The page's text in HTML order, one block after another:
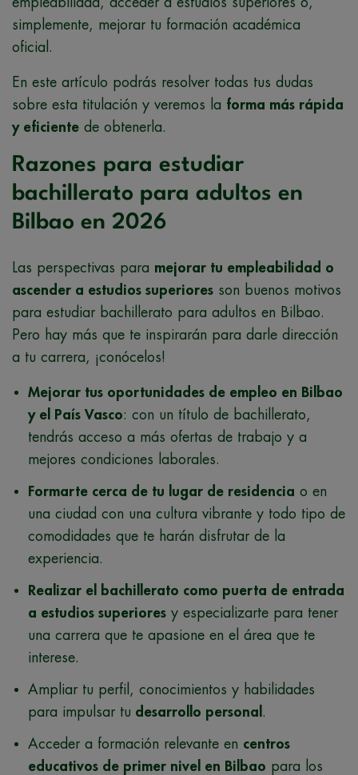
simplemente, mejorar tu formación académica
oficial.
En este artículo podrás resolver todas tus dudas
sobre esta titulación y veremos la forma más rápida
y eficiente de obtenerla.
Razones para estudiar
bachillerato para adultos en
Bilbao en 2026
Las perspectivas para mejorar tu empleabilidad o
ascender a estudios superiores son buenos motivos
para estudiar bachillerato para adultos en Bilbao.
Pero hay más que te inspirarán para darle dirección
a tu carrera, ¡conócelos!
Mejorar tus oportunidades de empleo en Bilbao
y el País Vasco: con un título de bachillerato,
tendrás acceso a más ofertas de trabajo y a
mejores condiciones laborales.
Formarte cerca de tu lugar de residencia o en
una ciudad con una cultura vibrante y todo tipo de
comodidades que te harán disfrutar de la
experiencia.
Realizar el bachillerato como puerta de entrada
a estudios superiores y especializarte para tener
una carrera que te apasione en el área que te
interese.
Ampliar tu perfil, conocimientos y habilidades
para impulsar tu desarrollo personal .
Acceder a formación relevante en centros
educativos de primer nivel en Bilbao para los